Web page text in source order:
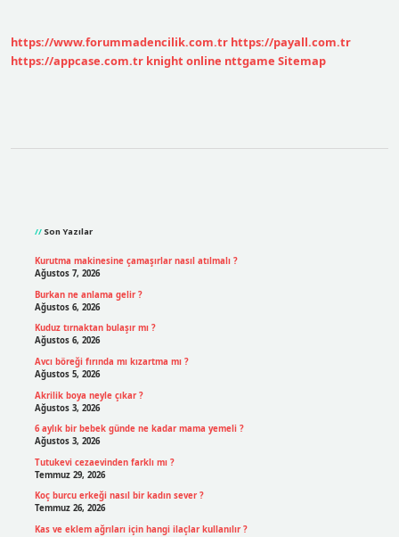
https://www.forummadencilik.com.tr https://payall.com.tr
https://appcase.com.tr knight online nttgame Sitemap
Son Yazılar
Kurutma makinesine çamaşırlar nasıl atılmalı ?
Ağustos 7, 2026
Burkan ne anlama gelir ?
Ağustos 6, 2026
Kuduz tırnaktan bulaşır mı ?
Ağustos 6, 2026
Avcı böreği fırında mı kızartma mı ?
Ağustos 5, 2026
Akrilik boya neyle çıkar ?
Ağustos 3, 2026
6 aylık bir bebek günde ne kadar mama yemeli ?
Ağustos 3, 2026
Tutukevi cezaevinden farklı mı ?
Temmuz 29, 2026
Koç burcu erkeği nasıl bir kadın sever ?
Temmuz 26, 2026
Kas ve eklem ağrıları için hangi ilaçlar kullanılır ?